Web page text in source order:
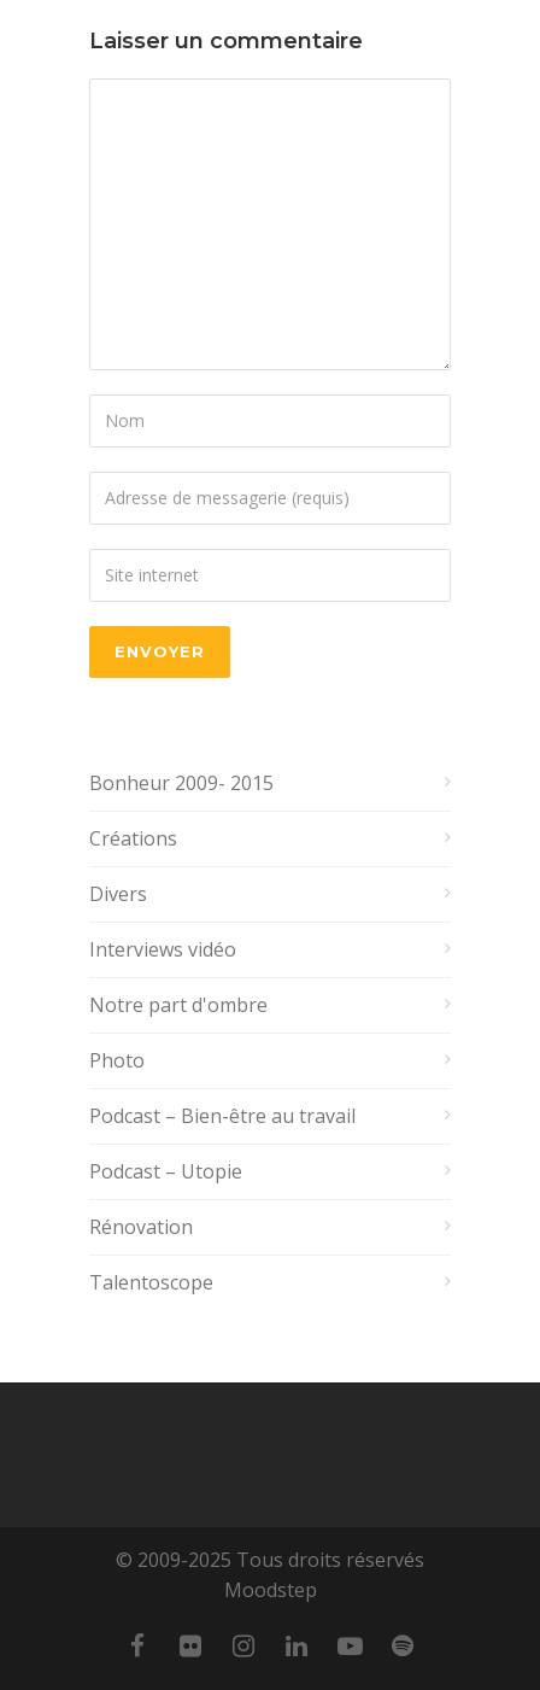
Laisser un commentaire
Bonheur 2009- 2015
Créations
Divers
Interviews vidéo
Notre part d'ombre
Photo
Podcast – Bien-être au travail
Podcast – Utopie
Rénovation
Talentoscope
© 2009-2025 Tous droits réservés
Moodstep